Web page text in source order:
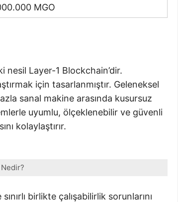
MGO
nesil Layer-1 Blockchain’dir.
için tasarlanmıştır. Geleneksel
sanal makine arasında kusursuz
uyumlu, ölçeklenebilir ve güvenli
kolaylaştırır.
birlikte çalışabilirlik sorunlarını